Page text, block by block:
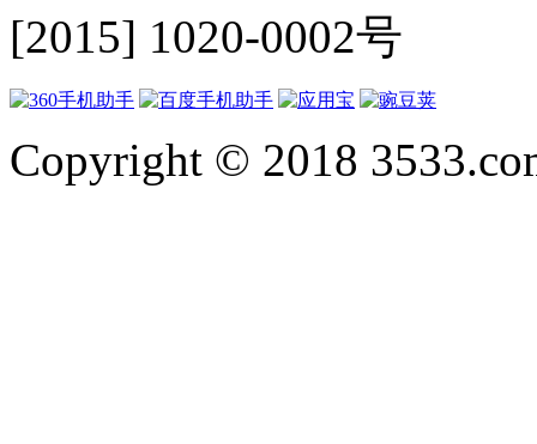
[2015] 1020-0002号
Copyright © 2018